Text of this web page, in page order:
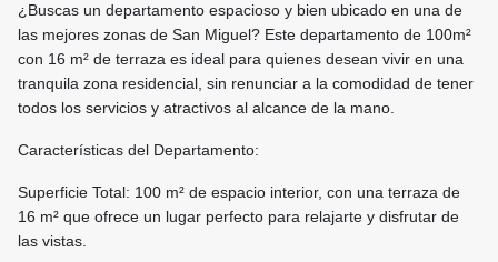
¿Buscas un departamento espacioso y bien ubicado en una de
las mejores zonas de San Miguel? Este departamento de 100m²
con 16 m² de terraza es ideal para quienes desean vivir en una
tranquila zona residencial, sin renunciar a la comodidad de tener
todos los servicios y atractivos al alcance de la mano.
Características del Departamento:
Superficie Total: 100 m² de espacio interior, con una terraza de
16 m² que ofrece un lugar perfecto para relajarte y disfrutar de
las vistas.